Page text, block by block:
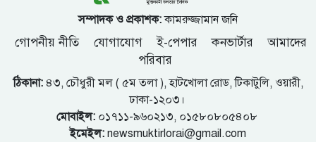
সম্পাদক ও প্রকাশক:কামরুজ্জামান জনি
গোপনীয় নীতি যোগাযোগ ই-পেপার কনভার্টার
আমাদের
পরিবার
ঠিকানা:৪৩, চৌধুরী মল ( ৫ম তলা ), হাটখোলা রোড, টিকাটুলি, ওয়ারী,
ঢাকা-১২০৩।
মোবাইল:০১৭১১-৯৬০২১৩, ০১৫৮০৮০৫৪০৮
ইমেইল: newsmuktirlorai@gmail.com